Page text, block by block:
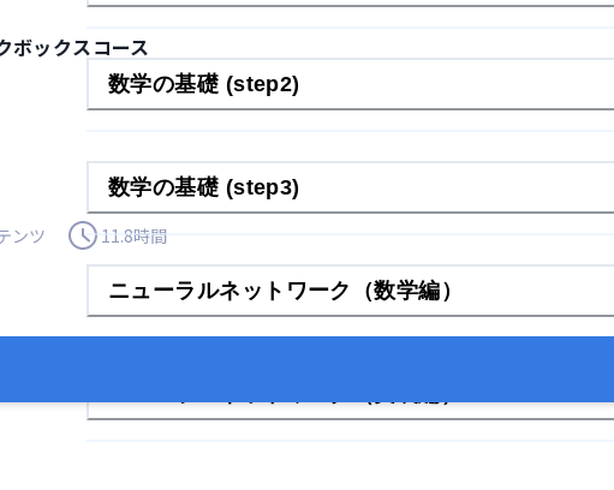
数学の基礎 (step2)
数学の基礎 (step3)
ニューラルネットワーク（数学編）
ボックスコース
ンツ 11.8時間